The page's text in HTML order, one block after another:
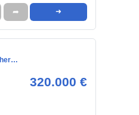
➦ ➜
320.000 €